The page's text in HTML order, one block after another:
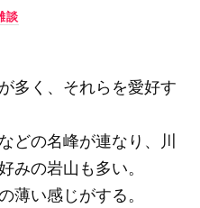
談
多く、それらを愛好す
どの名峰が連なり、川
の岩山も多い。
い感じがする。